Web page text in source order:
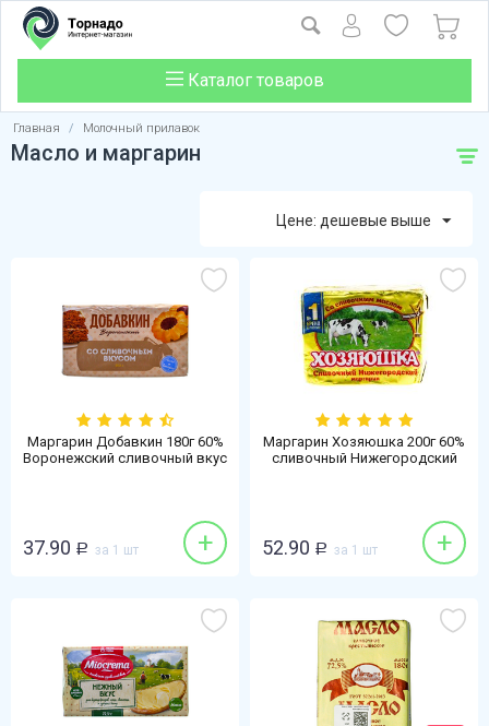
Каталог товаров
Главная / Молочный прилавок
Масло и маргарин
Цене: дешевые выше
Маргарин Добавкин 180г 60%
Воронежский сливочный вкус
37.90 Р за 1 шт +
Маргарин Хозяюшка 200г 60%
сливочный Нижегородский
52.90 Р за 1 шт +